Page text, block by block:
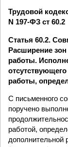
Трудовой
N 197-ФЗ ст 60.2
Статья 60.2.
Расширение
работы.
работы,
С письменного
поручено
работой,
дополнительной